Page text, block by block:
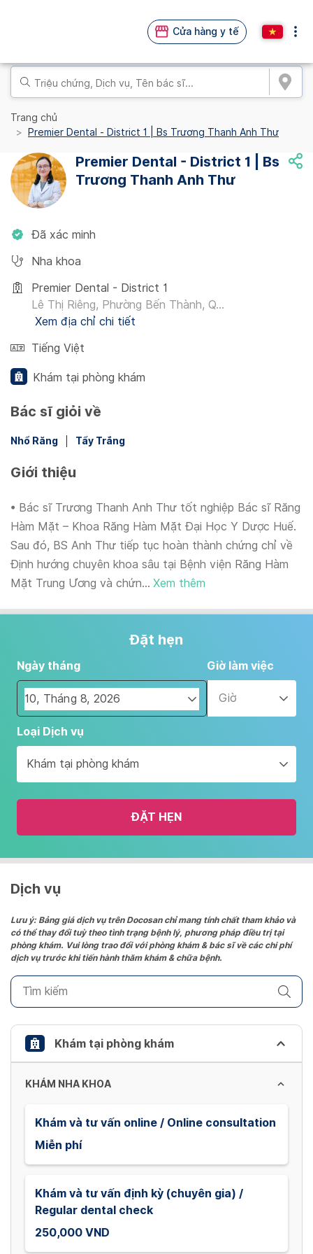
Cửa hàng y tế
Trang chủ
Premier Dental - District 1 | Bs Trương Thanh Anh Thư
Premier Dental - District 1 | Bs
Trương Thanh Anh Thư
Đã xác minh
Nha khoa
Premier Dental - District 1
Lê Thị Riêng, Phường Bến Thành, Q...
Xem địa chỉ chi tiết
Tiếng Việt
Khám tại phòng khám
Bác sĩ giỏi về
Nhổ Răng Tẩy Trắng
Giới thiệu
• Bác sĩ Trương Thanh Anh Thư tốt nghiệp Bác sĩ Răng
Hàm Mặt – Khoa Răng Hàm Mặt Đại Học Y Dược Huế.
Sau đó, BS Anh Thư tiếp tục hoàn thành chứng chỉ về
Định hướng chuyên khoa sâu tại Bệnh viện Răng Hàm
Mặt Trung Ương và chứn... Xem thêm
Đặt hẹn
Ngày tháng
Navigate
forward
interact
with
the
and
date.
the
question
mark
to
keyboard
shortcuts
changing
Giờ làm việc
Giờ
Loại Dịch vụ
Khám tại phòng khám
ĐẶT HẸN
Dịch vụ
Lưu ý: Bảng giá dịch vụ trên Docosan chỉ mang tính chất tham khảo và
có thể thay đổi tuỳ theo tình trạng bệnh lý, phương pháp điều trị tại
phòng khám. Vui lòng trao đổi với phòng khám & bác sĩ về các chi phí
dịch vụ trước khi tiến hành thăm khám & chữa bệnh.
Khám tại phòng khám
KHÁM NHA KHOA
Khám và tư vấn online / Online consultation
Miễn phí
Khám và tư vấn định kỳ (chuyên gia) /
Regular dental check
250,000 VND